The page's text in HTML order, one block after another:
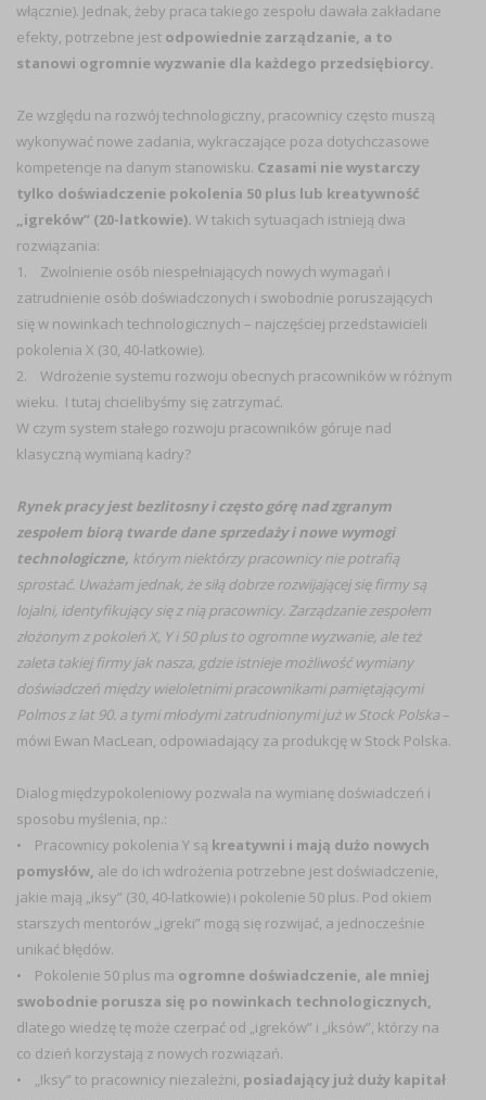
włącznie). Jednak, żeby praca takiego zespołu dawała zakładane
efekty, potrzebne jest odpowiednie zarządzanie, a to
stanowi ogromnie wyzwanie dla każdego przedsiębiorcy.
Ze względu na rozwój technologiczny, pracownicy często muszą
wykonywać nowe zadania, wykraczające poza dotychczasowe
kompetencje na danym stanowisku. Czasami nie wystarczy
tylko doświadczenie pokolenia 50 plus lub kreatywność
„igreków” (20-latkowie). W takich sytuacjach istnieją dwa
rozwiązania:
1. Zwolnienie osób niespełniających nowych wymagań i
zatrudnienie osób doświadczonych i swobodnie poruszających
się w nowinkach technologicznych – najczęściej przedstawicieli
pokolenia X (30, 40-latkowie).
2. Wdrożenie systemu rozwoju obecnych pracowników w różnym
wieku. I tutaj chcielibyśmy się zatrzymać.
W czym system stałego rozwoju pracowników góruje nad
klasyczną wymianą kadry?
Rynek pracy jest bezlitosny i często górę nad zgranym
zespołem biorą twarde dane sprzedaży i nowe wymogi
technologiczne, którym niektórzy pracownicy nie potrafią
sprostać. Uważam jednak, że siłą dobrze rozwijającej się firmy są
lojalni, identyfikujący się z nią pracownicy. Zarządzanie zespołem
złożonym z pokoleń X, Y i 50 plus to ogromne wyzwanie, ale też
zaleta takiej firmy jak nasza, gdzie istnieje możliwość wymiany
doświadczeń między wieloletnimi pracownikami pamiętającymi
Polmos z lat 90. a tymi młodymi zatrudnionymi już w Stock Polska –
mówi Ewan MacLean, odpowiadający za produkcję w Stock Polska.
Dialog międzypokoleniowy pozwala na wymianę doświadczeń i
sposobu myślenia, np.:
• Pracownicy pokolenia Y są kreatywni i mają dużo nowych
pomysłów, ale do ich wdrożenia potrzebne jest doświadczenie,
jakie mają „iksy” (30, 40-latkowie) i pokolenie 50 plus. Pod okiem
starszych mentorów „igreki” mogą się rozwijać, a jednocześnie
unikać błędów.
• Pokolenie 50 plus ma ogromne doświadczenie, ale mniej
swobodnie porusza się po nowinkach technologicznych,
dlatego wiedzę tę może czerpać od „igreków” i „iksów”, którzy na
co dzień korzystają z nowych rozwiązań.
• „Iksy” to pracownicy niezależni, posiadający już duży kapitał